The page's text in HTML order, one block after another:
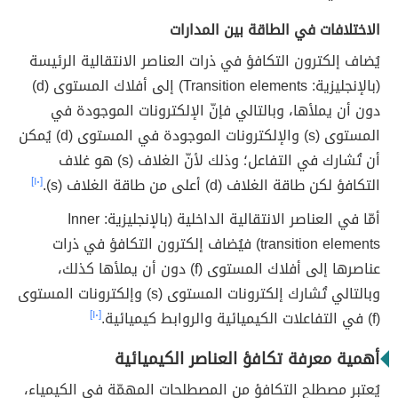
الاختلافات في الطاقة بين المدارات
يُضاف إلكترون التكافؤ في ذرات العناصر الانتقالية الرئيسة
(بالإنجليزية: Transition elements) إلى أفلاك المستوى (d)
دون أن يملأها، وبالتالي فإنّ الإلكترونات الموجودة في
المستوى (s) والإلكترونات الموجودة في المستوى (d) يُمكن
أن تُشارك في التفاعل؛ وذلك لأنّ الغلاف (s) هو غلاف
التكافؤ لكن طاقة الغلاف (d) أعلى من طاقة الغلاف (s).
[١٠]
أمّا في العناصر الانتقالية الداخلية (بالإنجليزية: Inner
transition elements) فيُضاف إلكترون التكافؤ في ذرات
عناصرها إلى أفلاك المستوى (f) دون أن يملأها كذلك،
وبالتالي تُشارك إلكترونات المستوى (s) وإلكترونات المستوى
(f) في التفاعلات الكيميائية والروابط كيميائية.
[١٠]
أهمية معرفة تكافؤ العناصر الكيميائية
يُعتبر مصطلح التكافؤ من المصطلحات المهمّة في الكيمياء،